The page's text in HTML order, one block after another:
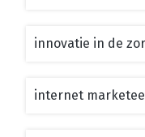
innovatie in de
internet